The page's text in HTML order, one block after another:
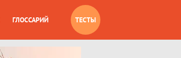
ГЛОССАРИЙ ТЕСТЫ